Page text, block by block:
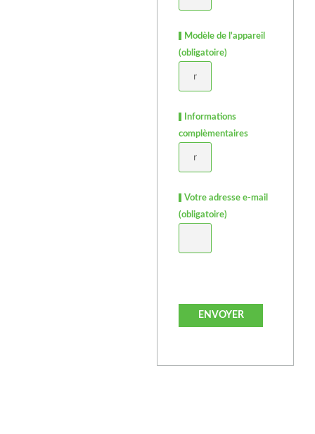
Modèle de l'appareil
(obligatoire)
Informations
complèmentaires
Votre adresse e-mail
(obligatoire)